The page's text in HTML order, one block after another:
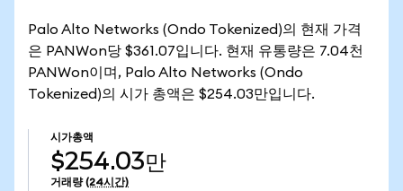
Palo Alto Networks (Ondo Tokenized)의 현재 가격
은 PANWon당 $361.07입니다. 현재 유통량은 7.04천
PANWon이며, Palo Alto Networks (Ondo
Tokenized)의 시가 총액은 $254.03만입니다.
시가총액
$254.03만
거래량 (24시간)